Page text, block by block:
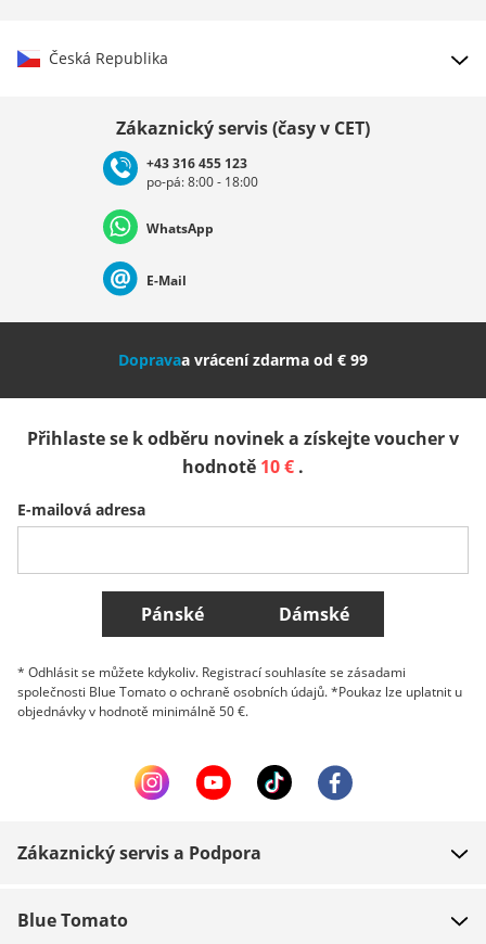
Česká Republika
Deutschland Österreich
Nederland Italia (Italiano) Italien (Deutsch)
Slovenija
Belgique (Français) Danmark Norge
Všechny země
Zákaznický servis (časy v CET)
+43 316 455 123
po-pá: 8:00 - 18:00
WhatsApp
E-Mail
Dopravaa vrácení zdarma od € 99
Přihlaste se k odběru novinek a získejte voucher v
hodnotě 10 € .
E-mailová adresa
Pánské Dámské
* Odhlásit se můžete kdykoliv. Registrací souhlasíte se zásadami
společnosti Blue Tomato o ochraně osobních údajů. *Poukaz lze uplatnit u
objednávky v hodnotě minimálně 50 €.
Zákaznický servis a Podpora
Blue Tomato